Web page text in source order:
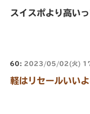
スイスポより高い
60: 2023/05/02(火)
軽はリセールいい